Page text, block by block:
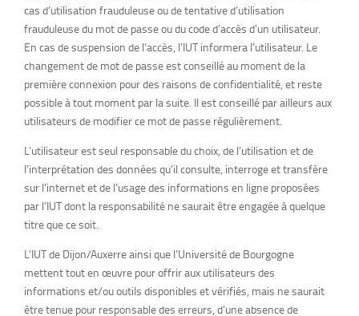
cas d’utilisation frauduleuse ou de tentative d’utilisation
frauduleuse du mot de passe ou du code d’accès d’un utilisateur.
En cas de suspension de l’accès, l’IUT informera l’utilisateur. Le
changement de mot de passe est conseillé au moment de la
première connexion pour des raisons de confidentialité, et reste
possible à tout moment par la suite. Il est conseillé par ailleurs aux
utilisateurs de modifier ce mot de passe régulièrement.
L’utilisateur est seul responsable du choix, de l’utilisation et de
l’interprétation des données qu’il consulte, interroge et transfère
sur l’internet et de l’usage des informations en ligne proposées
par l’IUT dont la responsabilité ne saurait être engagée à quelque
titre que ce soit.
L’IUT de Dijon/Auxerre ainsi que l’Université de Bourgogne
mettent tout en œuvre pour offrir aux utilisateurs des
informations et/ou outils disponibles et vérifiés, mais ne saurait
être tenue pour responsable des erreurs, d’une absence de